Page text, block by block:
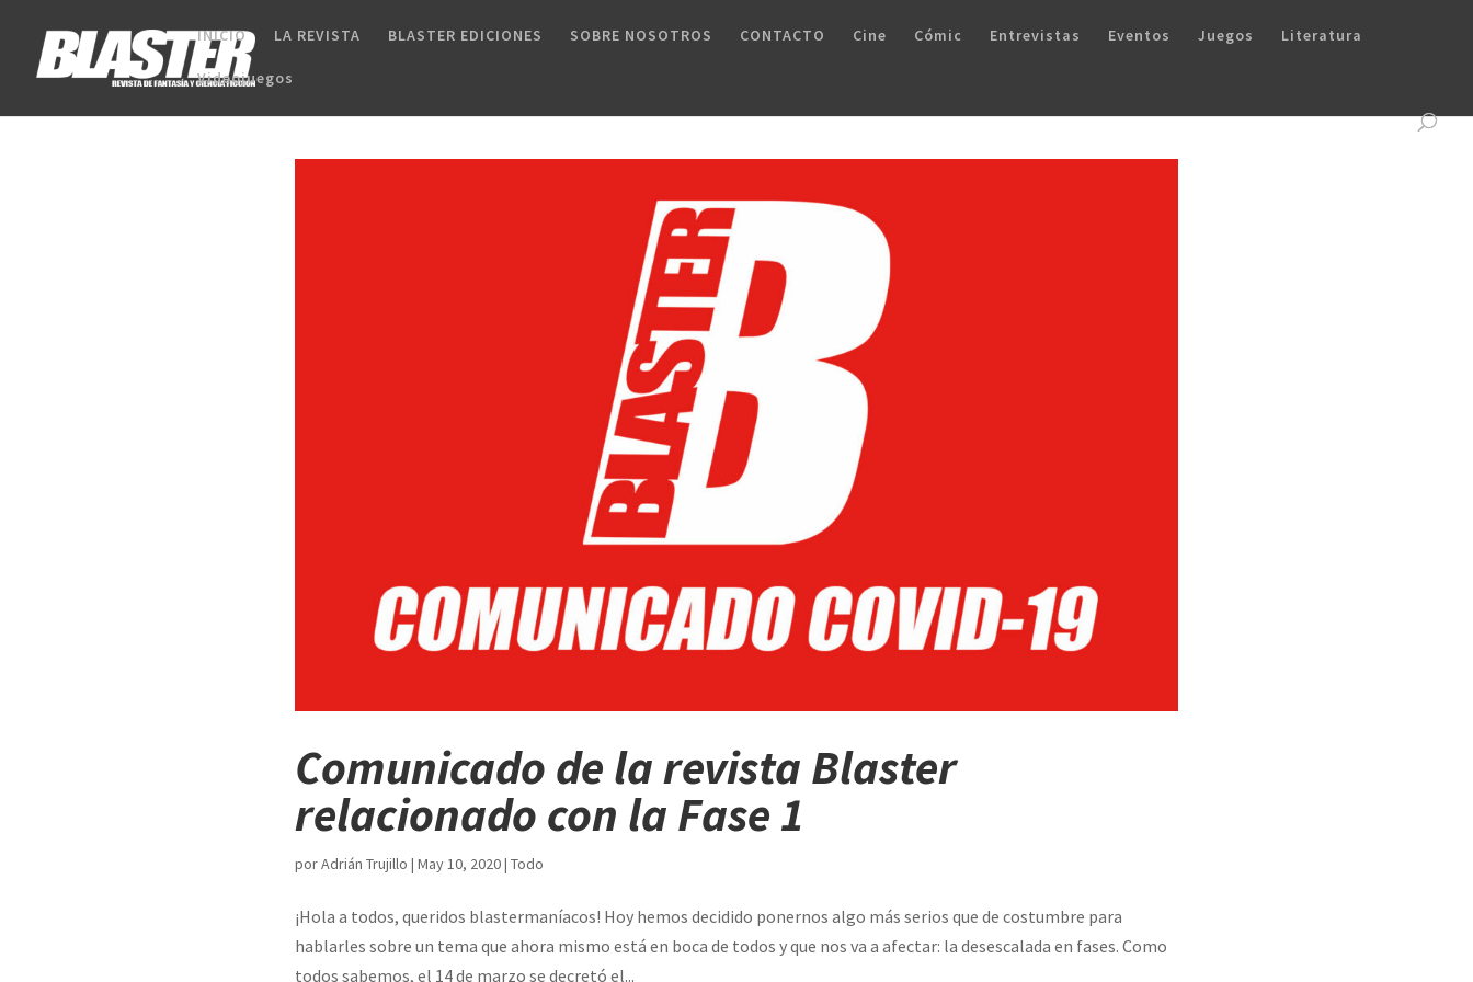
INICIO LA REVISTA BLASTER EDICIONES SOBRE NOSOTROS CONTACTO Cine Cómic Entrevistas Eventos Juegos Literatura
Videojuegos
Comunicado de la revista Blaster
relacionado con la Fase 1
porAdrián Trujillo | May 10, 2020| Todo
¡Hola a todos, queridos blastermaníacos! Hoy hemos decidido ponernos algo más serios que de costumbre para
hablarles sobre un tema que ahora mismo está en boca de todos y que nos va a afectar: la desescalada en fases. Como
todos sabemos, el 14 de marzo se decretó el...